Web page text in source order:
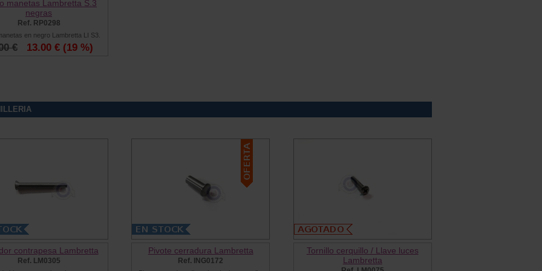
manetas Lambretta S.3
negras
Ref. RP0298
en negro Lambretta LI S3.
€ 13.00 € (19 %)
contrapesa Lambretta
Ref. LM0305
Pivote cerradura Lambretta
Ref. ING0172
Tornillo cerquillo / Llave luces
Lambretta